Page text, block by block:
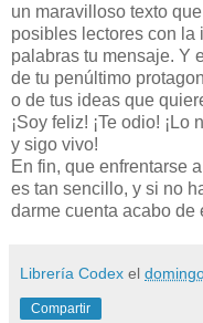
un maravilloso texto
posibles lectores con la
palabras tu mensaje. Y
de tu penúltimo
o de tus ideas que
¡Soy feliz! ¡Te odio!
y sigo vivo!
En fin, que enfrentarse
es tan sencillo, y si no
darme cuenta acabo de
Librería Codex el
Compartir